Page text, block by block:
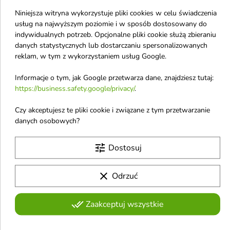

Dr. Santé Argan Hair
kremowa, regenerująca
z olejem arganowym i
keratyną 300 ml
Dr. Santé Keratin Hair
keratyną do włosów
50 ml
6,80 €
-25% OUTLET favorite_border Obecnie brak na stanie favorite_border
Niniejsza witryna wykorzystuje pliki cookies w celu świadczenia
usług na najwyższym poziomie i w sposób dostosowany do
indywidualnych potrzeb. Opcjonalne pliki cookie służą zbieraniu
danych statystycznych lub dostarczaniu spersonalizowanych
reklam, w tym z wykorzystaniem usług Google.
Informacje o tym, jak Google przetwarza dane, znajdziesz tutaj:
https://business.safety.google/privacy/.
Czy akceptujesz te pliki cookie i związane z tym przetwarzanie
danych osobowych?
tune Dostosuj
clear Odrzuć
done_allZaakceptuj wszystkie